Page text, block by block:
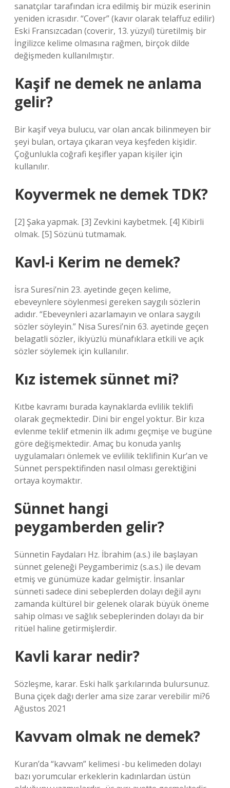
sanatçılar tarafından icra edilmiş bir müzik eserinin
yeniden icrasıdır. “Cover” (kavır olarak telaffuz edilir)
Eski Fransızcadan (coverir, 13. yüzyıl) türetilmiş bir
İngilizce kelime olmasına rağmen, birçok dilde
değişmeden kullanılmıştır.
Kaşif ne demek ne anlama
gelir?
Bir kaşif veya bulucu, var olan ancak bilinmeyen bir
şeyi bulan, ortaya çıkaran veya keşfeden kişidir.
Çoğunlukla coğrafi keşifler yapan kişiler için
kullanılır.
Koyvermek ne demek TDK?
[2] Şaka yapmak. [3] Zevkini kaybetmek. [4] Kibirli
olmak. [5] Sözünü tutmamak.
Kavl-i Kerim ne demek?
İsra Suresi’nin 23. ayetinde geçen kelime,
ebeveynlere söylenmesi gereken saygılı sözlerin
adıdır. “Ebeveynleri azarlamayın ve onlara saygılı
sözler söyleyin.” Nisa Suresi’nin 63. ayetinde geçen
belagatli sözler, ikiyüzlü münafıklara etkili ve açık
sözler söylemek için kullanılır.
Kız istemek sünnet mi?
Kıtbe kavramı burada kaynaklarda evlilik teklifi
olarak geçmektedir. Dini bir engel yoktur. Bir kıza
evlenme teklif etmenin ilk adımı geçmişe ve bugüne
göre değişmektedir. Amaç bu konuda yanlış
uygulamaları önlemek ve evlilik teklifinin Kur’an ve
Sünnet perspektifinden nasıl olması gerektiğini
ortaya koymaktır.
Sünnet hangi
peygamberden gelir?
Sünnetin Faydaları Hz. İbrahim (a.s.) ile başlayan
sünnet geleneği Peygamberimiz (s.a.s.) ile devam
etmiş ve günümüze kadar gelmiştir. İnsanlar
sünneti sadece dini sebeplerden dolayı değil aynı
zamanda kültürel bir gelenek olarak büyük öneme
sahip olması ve sağlık sebeplerinden dolayı da bir
ritüel haline getirmişlerdir.
Kavli karar nedir?
Sözleşme, karar. Eski halk şarkılarında bulursunuz.
Buna çiçek dağı derler ama size zarar verebilir mi?6
Ağustos 2021
Kavvam olmak ne demek?
Kuran’da “kavvam” kelimesi -bu kelimeden dolayı
bazı yorumcular erkeklerin kadınlardan üstün